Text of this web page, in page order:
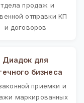
продаж и
отправки КП
и договоров
Диадок для
бизнеса
приемки и
маркированных